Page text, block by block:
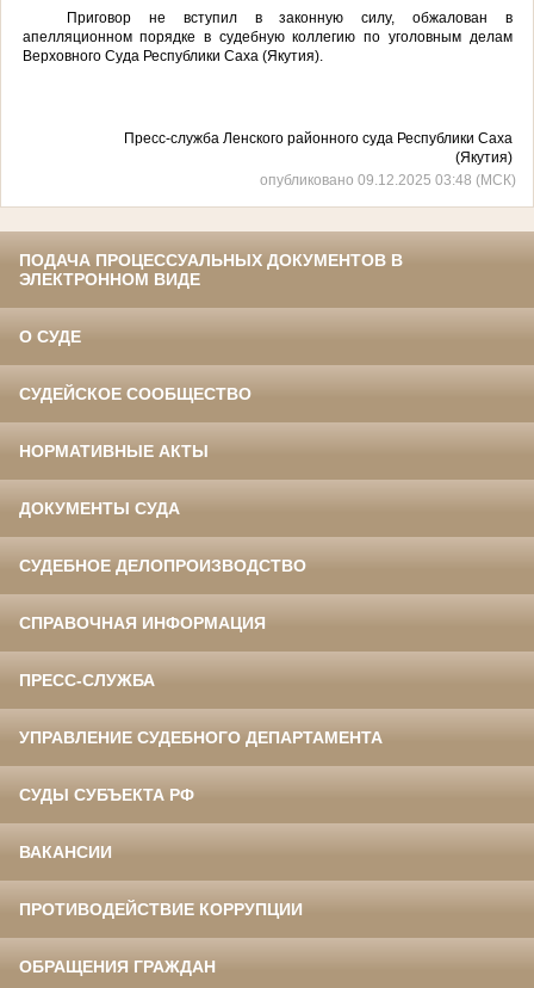
Приговор не вступил в законную силу, обжалован в
апелляционном порядке в судебную коллегию по уголовным делам
Верховного Суда Республики Саха (Якутия).
Пресс-служба Ленского районного суда Республики Саха
(Якутия)
опубликовано 09.12.2025 03:48 (МСК)
ПОДАЧА ПРОЦЕССУАЛЬНЫХ ДОКУМЕНТОВ В
ЭЛЕКТРОННОМ ВИДЕ
О СУДЕ
СУДЕЙСКОЕ СООБЩЕСТВО
НОРМАТИВНЫЕ АКТЫ
ДОКУМЕНТЫ СУДА
СУДЕБНОЕ ДЕЛОПРОИЗВОДСТВО
СПРАВОЧНАЯ ИНФОРМАЦИЯ
ПРЕСС-СЛУЖБА
УПРАВЛЕНИЕ СУДЕБНОГО ДЕПАРТАМЕНТА
СУДЫ СУБЪЕКТА РФ
ВАКАНСИИ
ПРОТИВОДЕЙСТВИЕ КОРРУПЦИИ
ОБРАЩЕНИЯ ГРАЖДАН